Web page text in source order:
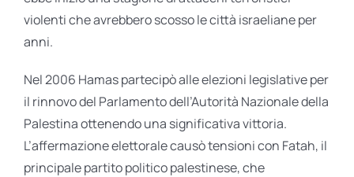
violenti che avrebbero scosso le città israeliane per
anni.
Nel 2006 Hamas partecipò alle elezioni legislative per
il rinnovo del Parlamento dell’Autorità Nazionale della
Palestina ottenendo una significativa vittoria.
L’affermazione elettorale causò tensioni con Fatah, il
principale partito politico palestinese, che